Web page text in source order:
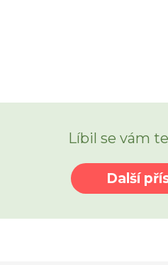
Líbil se vám
Další